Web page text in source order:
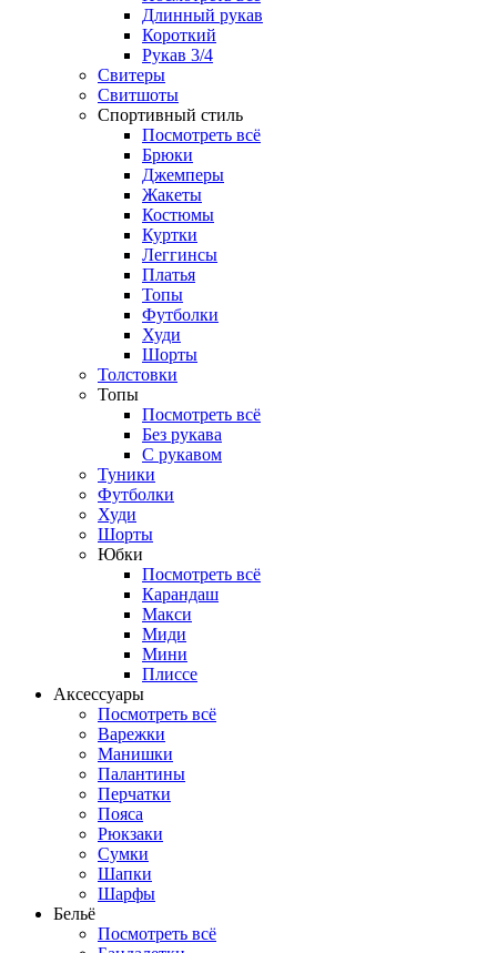
Длинный рукав
Короткий
Рукав 3/4
Свитеры
Свитшоты
Спортивный стиль
Посмотреть всё
Брюки
Джемперы
Жакеты
Костюмы
Куртки
Леггинсы
Платья
Топы
Футболки
Худи
Шорты
Толстовки
Топы
Посмотреть всё
Без рукава
С рукавом
Туники
Футболки
Худи
Шорты
Юбки
Посмотреть всё
Карандаш
Макси
Миди
Мини
Плиссе
Аксессуары
Посмотреть всё
Варежки
Манишки
Палантины
Перчатки
Пояса
Рюкзаки
Сумки
Шапки
Шарфы
Бельё
Посмотреть всё